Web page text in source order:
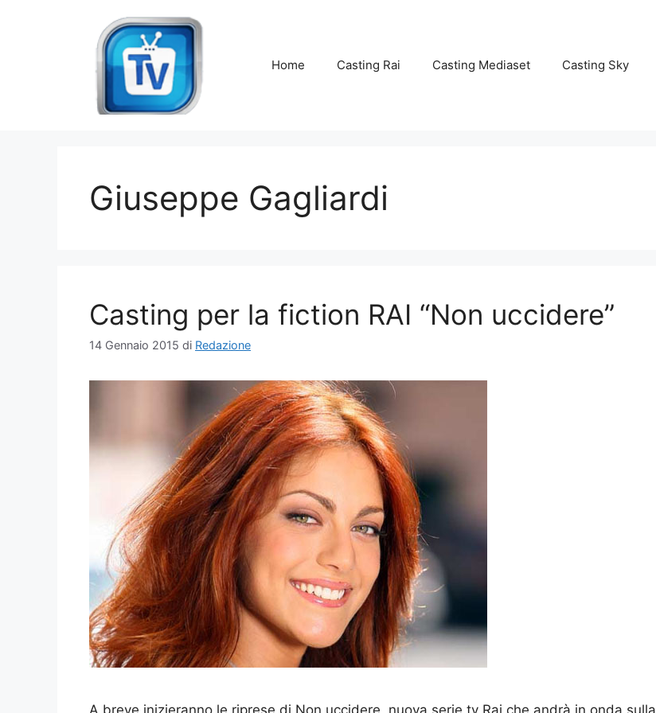
Home Casting Rai Casting Mediaset Casting Sky
Giuseppe Gagliardi
Casting per la fiction RAI “Non uccidere”
14 Gennaio 2015 di Redazione
A breve inizieranno le riprese di Non uccidere, nuova serie tv Rai che andrà in onda sulla